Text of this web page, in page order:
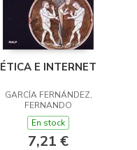
ÉTICA E INTERNET
GARCÍA FERNÁNDEZ,
FERNANDO
En stock
7,21 €